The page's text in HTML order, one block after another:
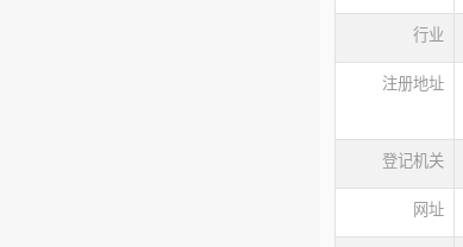
行业
注册地址
登记机关
网址